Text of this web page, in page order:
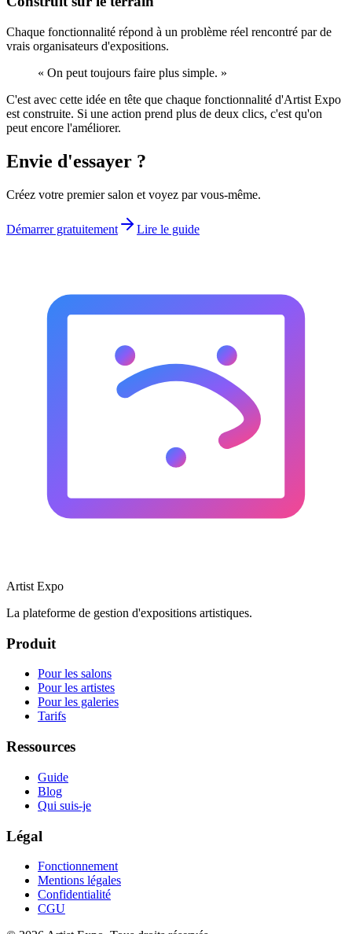
Chaque fonctionnalité répond à un problème réel rencontré par de
vrais organisateurs d'expositions.
« On peut toujours faire plus simple. »
C'est avec cette idée en tête que chaque fonctionnalité d'Artist Expo
est construite. Si une action prend plus de deux clics, c'est qu'on
peut encore l'améliorer.
Envie d'essayer ?
Créez votre premier salon et voyez par vous-même.
Démarrer gratuitement Lire le guide
Artist Expo
La plateforme de gestion d'expositions artistiques.
Produit
Pour les salons
Pour les artistes
Pour les galeries
Tarifs
Ressources
Guide
Blog
Qui suis-je
Légal
Fonctionnement
Mentions légales
Confidentialité
CGU